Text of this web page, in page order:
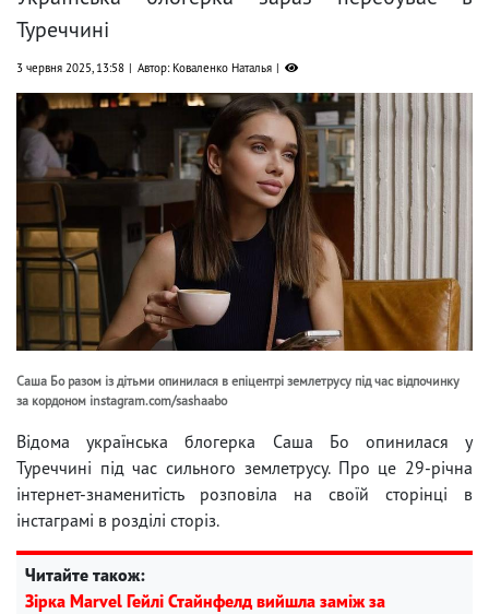
Туреччині
3 червня 2025, 13:58 Автор: Коваленко Наталья
Саша Бо разом із дітьми опинилася в епіцентрі землетрусу під час відпочинку
за кордоном instagram.com/sashaabo
Відома українська блогерка Саша Бо опинилася у
Туреччині під час сильного землетрусу. Про це 29-річна
інтернет-знаменитість розповіла на своїй сторінці в
інстаграмі в розділі сторіз.
Читайте також:
Зірка Marvel Гейлі Стайнфелд вийшла заміж за